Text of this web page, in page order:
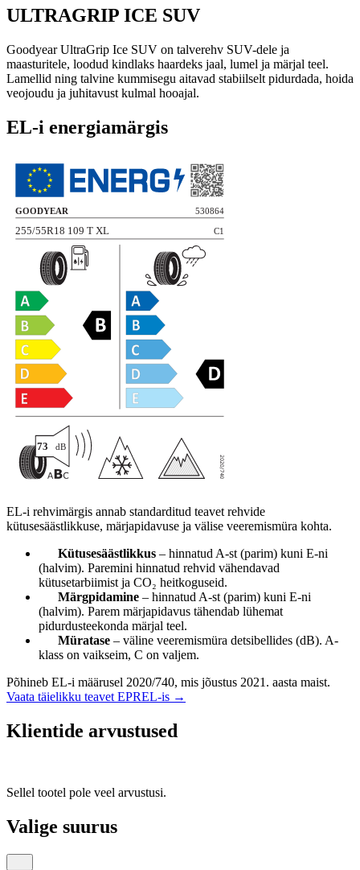
ULTRAGRIP ICE SUV
Goodyear UltraGrip Ice SUV on talverehv SUV-dele ja
maasturitele, loodud kindlaks haardeks jaal, lumel ja märjal teel.
Lamellid ning talvine kummisegu aitavad stabiilselt pidurdada, hoida
veojoudu ja juhitavust kulmal hooajal.
EL-i energiamärgis
EL-i rehvimärgis annab standarditud teavet rehvide
kütusesäästlikkuse, märjapidavuse ja välise veeremismüra kohta.
Kütusesäästlikkus – hinnatud A-st (parim) kuni E-ni
(halvim). Paremini hinnatud rehvid vähendavad
kütusetarbiimist ja CO₂ heitkoguseid.
Märgpidamine – hinnatud A-st (parim) kuni E-ni
(halvim). Parem märjapidavus tähendab lühemat
pidurdusteekonda märjal teel.
Müratase – väline veeremismüra detsibellides (dB). A-
klass on vaikseim, C on valjem.
Põhineb EL-i määrusel 2020/740, mis jõustus 2021. aasta maist.
Vaata täielikku teavet EPREL-is →
Klientide arvustused
Sellel tootel pole veel arvustusi.
Valige suurus